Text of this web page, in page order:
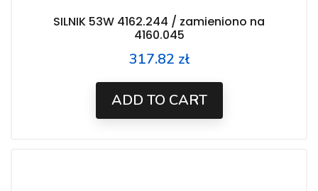
SILNIK 53W 4162.244 / zamieniono na
4160.045
Price
317.82 zł
ADD TO CART